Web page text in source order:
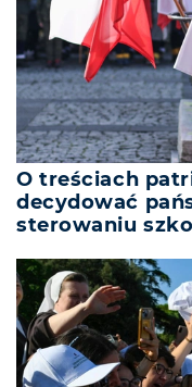
O treściach
decydować
sterowaniu